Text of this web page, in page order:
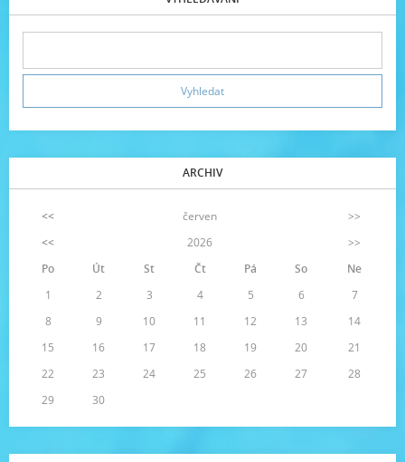
ARCHIV
<< červen
>>
<<
2026
>>
Po
Út St Čt Pá So
Ne
1
2 3 4 5 6
7
8
9 10 11 12 13
14
15
16 17 18 19 20
21
22
23 24 25 26 27
28
29
30